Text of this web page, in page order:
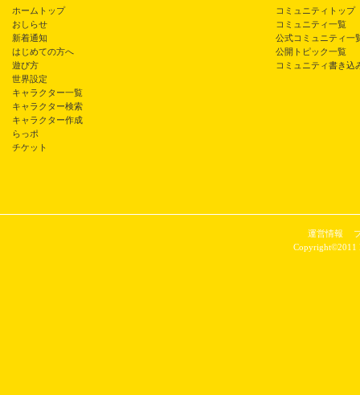
ホームトップ
おしらせ
新着通知
はじめての方へ
遊び方
世界設定
キャラクター一覧
キャラクター検索
キャラクター作成
らっポ
チケット
コミュニティトップ
コミュニティ一覧
公式コミュニティ一
公開トピック一覧
コミュニティ書き込
運営情報
Copyright©2011